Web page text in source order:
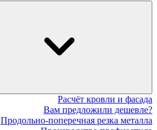
Расчёт кровли и фасада
Вам предложили дешевле?
Продольно-поперечная резка металла